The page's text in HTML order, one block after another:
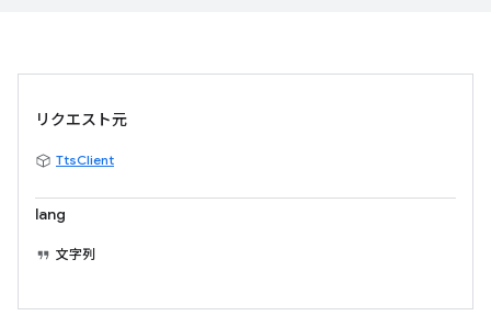
リクエスト元
TtsClient
lang
文字列